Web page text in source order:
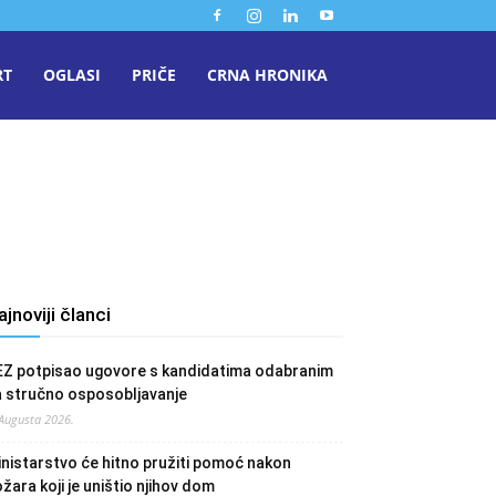
OGLASI PRIČE CRNA HRONIKA
članci
potpisao ugovore s kandidatima odabranim
stručno osposobljavanje
2026.
će hitno pružiti pomoć nakon
koji je uništio njihov dom